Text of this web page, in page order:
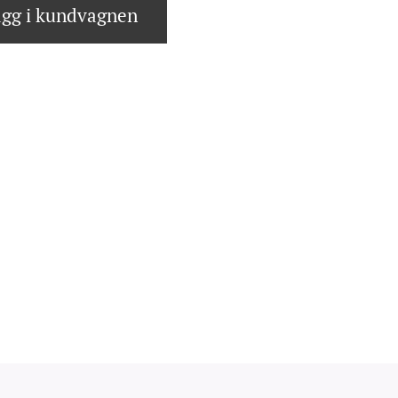
i kundvagnen